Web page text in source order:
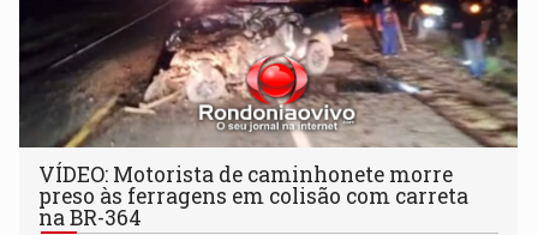
VÍDEO: Motorista de caminhonete morre
preso às ferragens em colisão com carreta
na BR-364